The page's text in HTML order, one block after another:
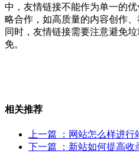
中，友情链接不能作为单一的
略合作，如高质量的内容创作
同时，友情链接需要注意避免
免。
相关推荐
上一篇
：网站怎么样进
下一篇
：新站如何提高